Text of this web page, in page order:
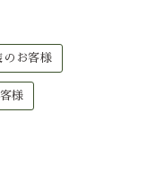
のお客様
様